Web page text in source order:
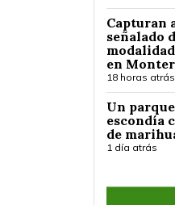
Capturan
señalado
en
18 horas atrás
Un
escondía
de
1 día atrás